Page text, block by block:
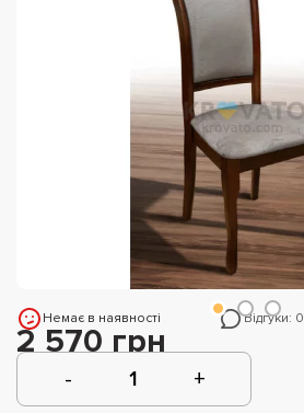
Немає в наявності Відгуки: 0
2 570 грн